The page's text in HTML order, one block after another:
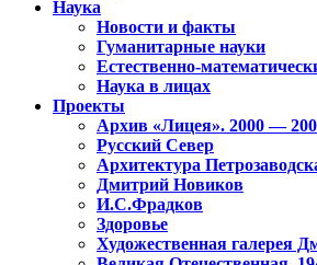
Наука
Новости и факты
Гуманитарные науки
Естественно-
Наука в лицах
Проекты
Архив «Лицея». 2000 —
Русский Север
Архитектура
Дмитрий Новиков
И.С.Фрадков
Здоровье
Художественная галерея